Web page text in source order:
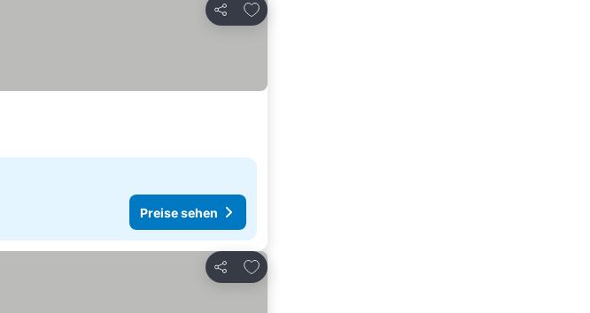
Teilen
Zu Favoriten hinzufügen
Preise sehen
Teilen
Zu Favoriten hinzufügen